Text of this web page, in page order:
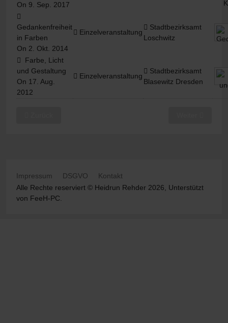
On 9. Sep. 2017
Gedankenfreiheit
in Farben
On 2. Okt. 2014
Einzelveranstaltung
Stadtbezirksamt
Loschwitz
Farbe, Licht
und Gestaltung
On 17. Aug.
2012
Einzelveranstaltung
Stadtbezirksamt
Blasewitz Dresden
Impressum DSGVO
Kontakt
Alle Rechte reserviert © Heidrun Rehder 2026, Unterstützt
von FeeH-PC